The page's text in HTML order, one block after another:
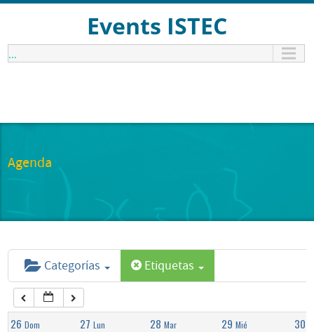
Events ISTEC
...
Agenda
Categorías Etiquetas
26 Dom 27 Lun 28 Mar 29 Mié 30
1:00 am
6:00 am
7:00 am